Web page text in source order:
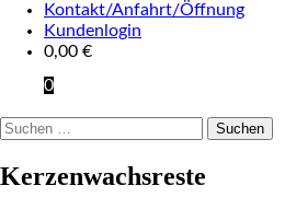
Kontakt/Anfahrt/Öffnung
Kundenlogin
0,00 €
0
Suchen
Kerzenwachsreste